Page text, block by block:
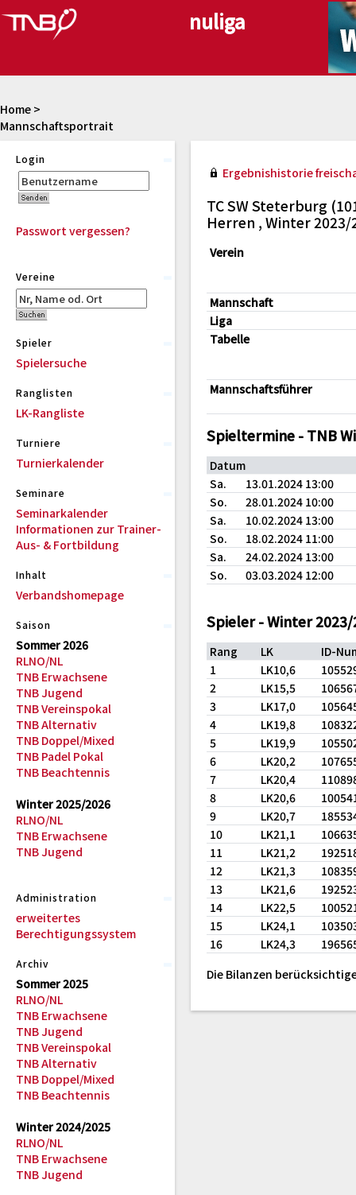
Mannschaftsportrait
Home >
Login
Passwort vergessen?
Vereine
Spieler
Spielersuche
Ranglisten
LK-Rangliste
Turniere
Turnierkalender
Seminare
Seminarkalender
Informationen zur Trainer-
Aus- & Fortbildung
Inhalt
Verbandshomepage
Saison
Sommer 2026
RLNO/NL
TNB Erwachsene
TNB Jugend
TNB Vereinspokal
TNB Alternativ
TNB Doppel/Mixed
TNB Padel Pokal
TNB Beachtennis
Winter 2025/2026
RLNO/NL
TNB Erwachsene
TNB Jugend
Administration
erweitertes
Berechtigungssystem
Archiv
Sommer 2025
RLNO/NL
TNB Erwachsene
TNB Jugend
TNB Vereinspokal
TNB Alternativ
TNB Doppel/Mixed
TNB Beachtennis
Winter 2024/2025
RLNO/NL
TNB Erwachsene
TNB Jugend
Ergebnishistorie
TC SW Steterburg
Herren , Winter 2023/
Verein
Mannschaft
Liga
Tabelle
Mannschaftsführer
Spieltermine - TNB
Datum
Sa.
13.01.2024 13:00
So.
28.01.2024 10:00
Sa.
10.02.2024 13:00
So.
18.02.2024 11:00
Sa.
24.02.2024 13:00
So.
03.03.2024 12:00
Spieler - Winter 2023/
Rang LK
ID-
1
LK10,6
2
LK15,5
3
LK17,0
4
LK19,8
5
LK19,9
6
LK20,2
7
LK20,4
8
LK20,6
9
LK20,7
10
LK21,1
11
LK21,2
12
LK21,3
13
LK21,6
14
LK22,5
15
LK24,1
16
LK24,3
Die Bilanzen